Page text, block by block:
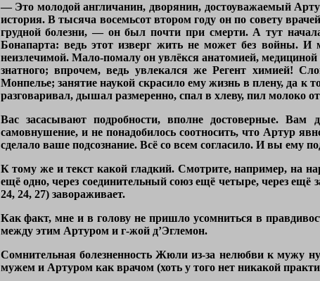
— Это молодой англичанин, дворянин, достоуважаемый
история. В тысяча восемьсот втором году он по совету
грудной болезни, — он был почти при смерти. А тут
Бонапарта: ведь этот изверг жить не может без войны. И
неизлечимой. Мало-помалу он увлёкся анатомией, медициной
знатного; впрочем, ведь увлекался же Регент химией!
Монпелье; занятие наукой скрасило ему жизнь в плену, да к
разговаривал, дышал размеренно, спал в хлеву, пил молоко
Вас засасывают подробности, вполне достоверные.
самовнушение, и не понадобилось соотносить, что Артур
сделало ваше подсознание. Всё со всем согласило. И вы ему
К тому же и текст какой гладкий. Смотрите, например, на
ещё одно, через соединительный союз ещё четыре, через
24, 24, 27) завораживает.
Как факт, мне и в голову не пришло усомниться в
между этим Артуром и г-жой д’Эглемон.
Сомнительная болезненность Жюли из-за нелюбви к мужу
мужем и Артуром как врачом (хоть у того нет никакой